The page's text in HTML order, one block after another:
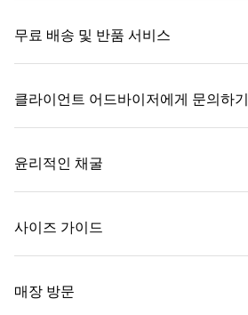
무료 배송 및 반품 서비스
자세히 보기
클라이언트 어드바이저에게 문의하기
윤리적인 채굴
사이즈 가이드
매장 방문